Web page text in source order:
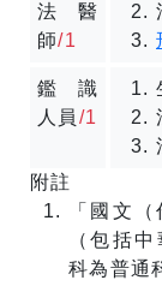
法醫
師/1
鑑識
人員 /1
附註
「國文
（包括
科為普通